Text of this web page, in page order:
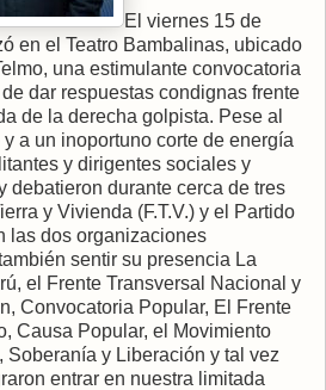
El viernes 15 de
en el Teatro Bambalinas, ubicado
una estimulante convocatoria
dar respuestas condignas frente
de la derecha golpista. Pese al
a un inoportuno corte de energía
y dirigentes sociales y
debatieron durante cerca de tres
y Vivienda (F.T.V.) y el Partido
las dos organizaciones
sentir su presencia La
el Frente Transversal Nacional y
Convocatoria Popular, El Frente
Causa Popular, el Movimiento
Soberanía y Liberación y tal vez
entrar en nuestra limitada